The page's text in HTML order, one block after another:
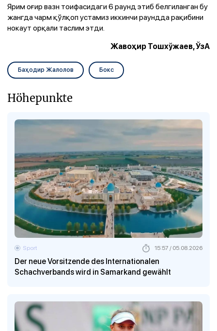
Ярим оғир вазн тоифасидаги 6 раунд этиб белгиланган бу
жангда чарм қўлқоп устамиз иккинчи раундда рақибини
нокаут орқали таслим этди.
Жавоҳир Тошхўжаев, ЎзА
Баҳодир Жалолов Бокс
Höhepunkte
Der neue Vorsitzende des Internationalen
Schachverbands wird in Samarkand gewählt
Sport 15:57 / 05.08.2026